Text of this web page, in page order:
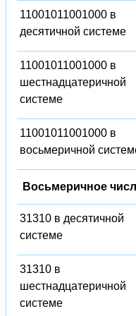
11001011001000 в
десятичной системе
11001011001000 в
шестнадцатеричной
системе
11001011001000 в
восьмеричной
Восьмеричное
31310 в десятичной
системе
31310 в
шестнадцатеричной
системе